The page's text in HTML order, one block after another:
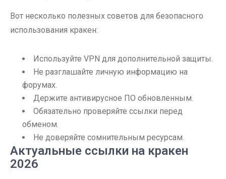
Вот несколько полезных советов для безопасного
использования кракен:
Используйте VPN для дополнительной защиты.
Не разглашайте личную информацию на
форумах.
Держите антивирусное ПО обновленным.
Обязательно проверяйте ссылки перед
обменом.
Не доверяйте сомнительным ресурсам.
Актуальные ссылки на кракен
2026